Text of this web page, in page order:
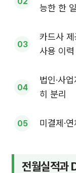
능한 한
카드사
사용 이
법인·사
히 분리
미결제·
전월실적과